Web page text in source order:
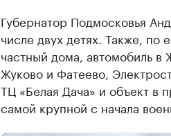
Губернатор Подмосковья
числе двух детях. Также, по
частный дома, автомобиль
Жуково и Фатеево,
ТЦ «Белая Дача» и объект в
самой крупной с начала